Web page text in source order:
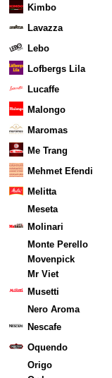
Kimbo
Lavazza
Lebo
Lofbergs Lila
Lucaffe
Malongo
Maromas
Me Trang
Mehmet Efendi
Melitta
Meseta
Molinari
Monte Perello
Movenpick
Mr Viet
Musetti
Nero Aroma
Nescafe
Oquendo
Origo